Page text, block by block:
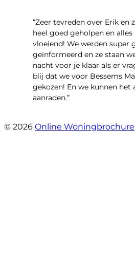
“Zeer tevreden over Erik en
heel goed geholpen en alles
vloeiend! We werden super
geïnformeerd en ze staan
nacht voor je klaar als er
blij dat we voor Bessems
gekozen! En we kunnen het
aanraden.”
© 2026 Online Woningbrochure